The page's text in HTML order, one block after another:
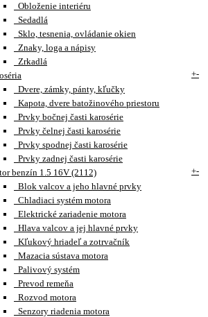
Obloženie interiéru
Sedadlá
Sklo, tesnenia, ovládanie okien
Znaky, loga a nápisy
Zrkadlá
+-
Dvere, zámky, pánty, kľučky
Kapota, dvere batožinového priestoru
Prvky bočnej časti karosérie
Prvky čelnej časti karosérie
Prvky spodnej časti karosérie
Prvky zadnej časti karosérie
benzín 1.5 16V (2112)
+-
Blok valcov a jeho hlavné prvky
Chladiaci systém motora
Elektrické zariadenie motora
Hlava valcov a jej hlavné prvky
Kľukový hriadeľ a zotrvačník
Mazacia sústava motora
Palivový systém
Prevod remeňa
Rozvod motora
Senzory riadenia motora